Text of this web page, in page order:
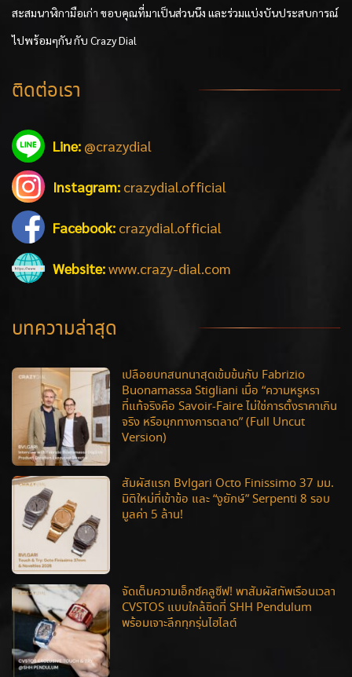
สะสมนาฬิกามือเก่า ขอบคุณที่มาเป็นส่วนนึง และร่วมแบ่งบันประสบการณ์
ไปพร้อมๆกัน กับ Crazy Dial
ติดต่อเรา
Line: @crazydial
Instagram: crazydial.official
Facebook: crazydial.official
Website:www.crazy-dial.com
บทความล่าสุด
เปลือยบทสนทนาสุดเข้มข้นกับ Fabrizio
Buonamassa Stigliani เมื่อ “ความหรูหรา
ที่แท้จริงคือ Savoir-Faire ไม่ใช่การตั้งราคาเกิน
จริง หรือมุกทางการตลาด” (Full Uncut
Version)
สัมผัสแรก Bvlgari Octo Finissimo 37 มม.
มิติใหม่ที่เข้าข้อ และ “งูยักษ์” Serpenti 8 รอบ
มูลค่า 5 ล้าน!
จัดเต็มความเอ็กซ์คลูซีฟ! พาสัมผัสทัพเรือนเวลา
CVSTOS แบบใกล้ชิดที่ SHH Pendulum
พร้อมเจาะลึกทุกรุ่นไฮไลต์